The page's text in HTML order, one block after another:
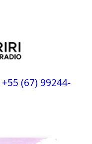
+55 (67) 99244-